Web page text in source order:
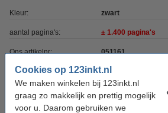
Cookies op 123inkt.nl
We maken winkelen bij 123inkt.nl
graag zo makkelijk en prettig mogelijk
voor u. Daarom gebruiken we
Kleur: zwart
aantal pagina's: ± 1.400 pagina's
Ons artikelnr: 051161
Nummer: TN-2410
Tip: profiteer van het gemak